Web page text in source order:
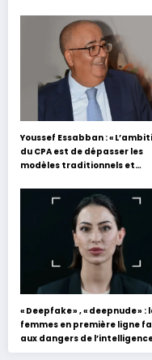
Youssef Essabban : «
du CPA est de dépasser les
modèles traditionnels et
s’appuyant sur le partage
expériences »
« Deepfake » , « deepnude » :
femmes en première ligne
aux dangers de
artificielle